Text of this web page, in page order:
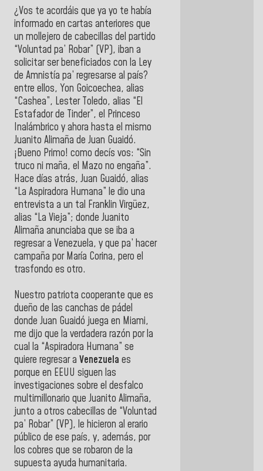
¿Vos te acordáis que ya yo te había
informado en cartas anteriores que
un mollejero de cabecillas del partido
“Voluntad pa’ Robar” (VP), iban a
solicitar ser beneficiados con la Ley
de Amnistía pa’ regresarse al país?
entre ellos, Yon Goicoechea, alias
“Cashea”, Lester Toledo, alias “El
Estafador de Tinder”, el Princeso
Inalámbrico y ahora hasta el mismo
Juanito Alimaña de Juan Guaidó.
¡Bueno Primo! como decís vos: “Sin
truco ni maña, el Mazo no engaña”.
Hace días atrás, Juan Guaidó, alias
“La Aspiradora Humana” le dio una
entrevista a un tal Franklin Virgüez,
alias “La Vieja”; donde Juanito
Alimaña anunciaba que se iba a
regresar a Venezuela, y que pa’ hacer
campaña por María Corina, pero el
trasfondo es otro.
Nuestro patriota cooperante que es
dueño de las canchas de pádel
donde Juan Guaidó juega en Miami,
me dijo que la verdadera razón por la
cual la “Aspiradora Humana” se
quiere regresar a Venezuela es
porque en EEUU siguen las
investigaciones sobre el desfalco
multimillonario que Juanito Alimaña,
junto a otros cabecillas de “Voluntad
pa’ Robar” (VP), le hicieron al erario
público de ese país, y, además, por
los cobres que se robaron de la
supuesta ayuda humanitaria.